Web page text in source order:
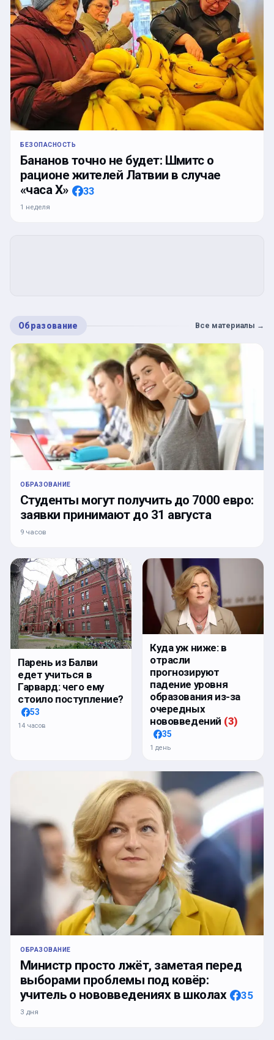
БЕЗОПАСНОСТЬ
Бананов точно не будет: Шмитс о
рационе жителей Латвии в случае
«часа Х»
33
1 неделя
Образование Все материалы →
ОБРАЗОВАНИЕ
Студенты могут получить до 7000 евро:
заявки принимают до 31 августа
9 часов
Парень из Балви
едет учиться в
Гарвард: чего ему
стоило поступление?
53
14 часов
Куда уж ниже: в
отрасли
прогнозируют
падение уровня
образования из-за
очередных
нововведений (3)
35
1 день
ОБРАЗОВАНИЕ
Министр просто лжёт, заметая перед
выборами проблемы под ковёр:
учитель о нововведениях в школах
35
3 дня